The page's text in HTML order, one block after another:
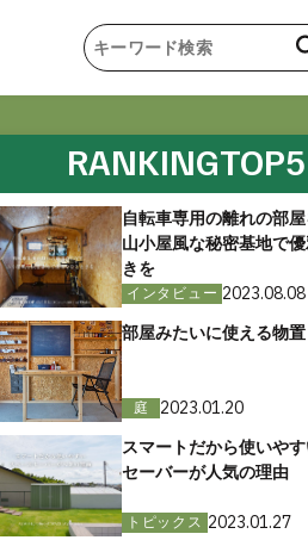
RANKINGTOP5
自転車専用の離れの部屋
山小屋風な秘密基地で
きを
インタビュー 2023.08.08
部屋みたいに使える物
庭
2023.01.20
スマートだから使いや
セーバーが人気の理由
トピックス 2023.01.27